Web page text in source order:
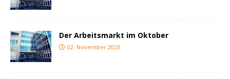
Der Arbeitsmarkt im Oktober
02. November 2023